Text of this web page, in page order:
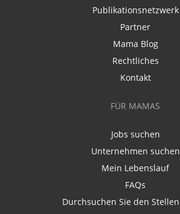
Publikationsnetzwerk
Partner
Mama Blog
Rechtliches
Kontakt
FÜR MAMAS
Jobs suchen
Unternehmen suchen
Mein Lebenslauf
FAQs
Durchsuchen Sie den